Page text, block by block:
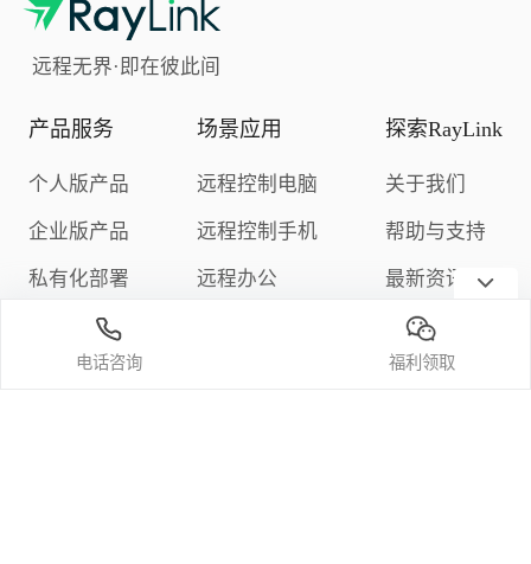
远程无界·即在彼此间
产品服务
个人版产品
企业版产品
私有化部署
下载中心
定价与购买
场景应用
远程控制电脑
远程控制手机
远程办公
探索RayLink
关于我们
帮助与支持
最新资讯
隐私政策
电话咨询 福利领取